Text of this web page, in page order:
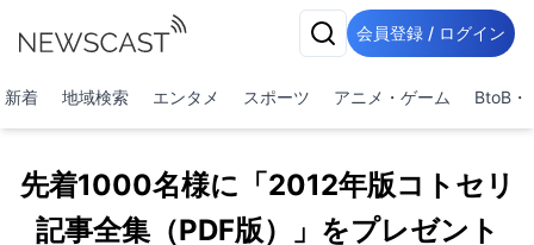
会員登録 / ログイン
新着 地域検索 エンタメ スポーツ アニメ・ゲーム BtoB・
先着1000名様に「2012年版コトセリ
記事全集（PDF版）」をプレゼント